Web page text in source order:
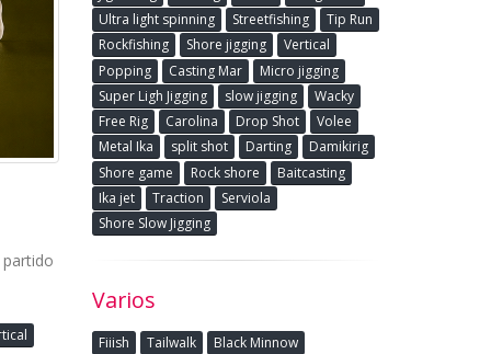
Ultra light spinning
Streetfishing
Tip Run
Rockfishing
Shore jigging
Vertical
Popping
Casting Mar
Micro jigging
Super Ligh Jigging
slow jigging
Wacky
Free Rig
Carolina Drop Shot
Volee
Metal Ika
split shot Darting
Damikirig
Shore game
Rock shore
Baitcasting
Ika jet
Traction
Serviola
Shore Slow Jigging
Varios
Fiiish Tailwalk
Black Minnow